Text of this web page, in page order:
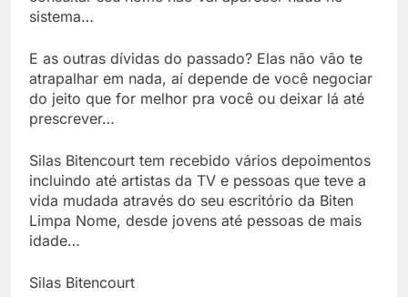
sistema…
E as outras dívidas do passado? Elas não vão te
atrapalhar em nada, aí depende de você negociar
do jeito que for melhor pra você ou deixar lá até
prescrever…
Silas Bitencourt tem recebido vários depoimentos
incluindo até artistas da TV e pessoas que teve a
vida mudada através do seu escritório da Biten
Limpa Nome, desde jovens até pessoas de mais
idade…
Silas Bitencourt